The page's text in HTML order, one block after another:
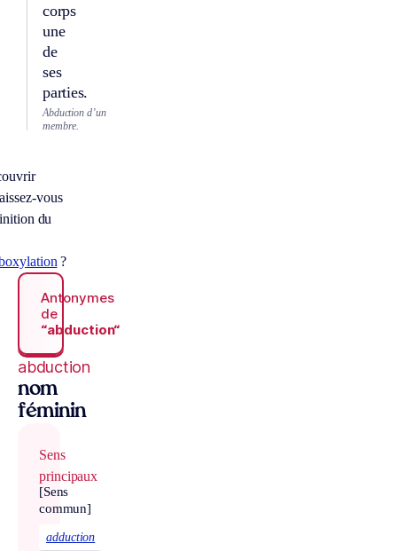
corps
une
de
ses
parties.
Abduction d’un
membre.
vous
du
?
Antonymes
de
“abduction“
abduction
nom
féminin
Sens
principaux
[Sens
commun]
adduction